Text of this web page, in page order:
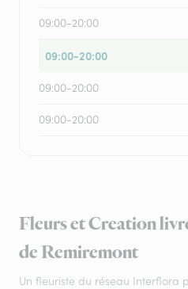
09:00-20:00
09:00-20:00
09:00-20:00
09:00-20:00
Fleurs et Creation
de Remiremont
Un fleuriste du réseau Interflora